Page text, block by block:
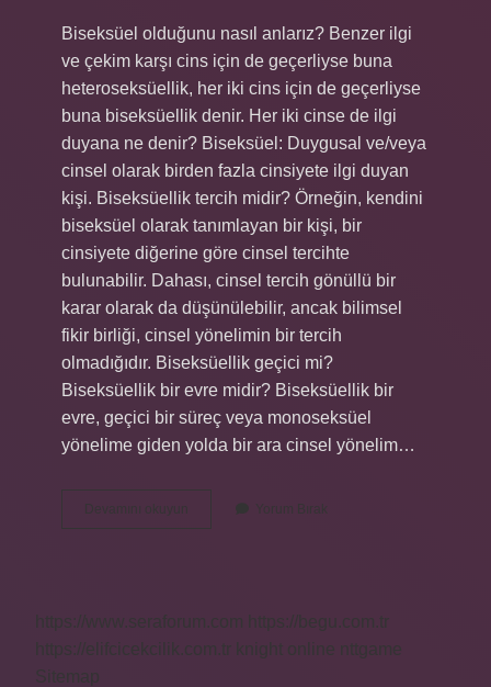
Biseksüel olduğunu nasıl anlarız? Benzer ilgi
ve çekim karşı cins için de geçerliyse buna
heteroseksüellik, her iki cins için de geçerliyse
buna biseksüellik denir. Her iki cinse de ilgi
duyana ne denir? Biseksüel: Duygusal ve/veya
cinsel olarak birden fazla cinsiyete ilgi duyan
kişi. Biseksüellik tercih midir? Örneğin, kendini
biseksüel olarak tanımlayan bir kişi, bir
cinsiyete diğerine göre cinsel tercihte
bulunabilir. Dahası, cinsel tercih gönüllü bir
karar olarak da düşünülebilir, ancak bilimsel
fikir birliği, cinsel yönelimin bir tercih
olmadığıdır. Biseksüellik geçici mi?
Biseksüellik bir evre midir? Biseksüellik bir
evre, geçici bir süreç veya monoseksüel
yönelime giden yolda bir ara cinsel yönelim…
Devamını okuyun
Biseksüel
Ne
Yorum Bırak
https://www.seraforum.com
https://begu.com.tr
https://elifcicekcilik.com.tr
knight online
nttgame
Sitemap